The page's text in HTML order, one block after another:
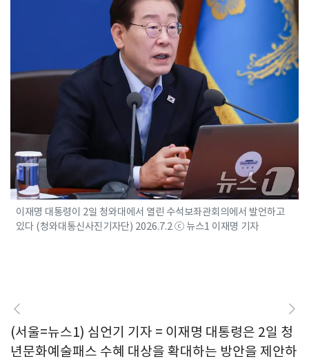
이재명 대통령이 2일 청와대에서 열린 수석보좌관회의에서 발언하고
있다 (청와대통신사진기자단) 2026.7.2 ⓒ 뉴스1 이재명 기자
(서울=뉴스1) 심언기 기자 = 이재명 대통령은 2일 청
년문화예술패스 수혜 대상을 확대하는 방안을 제안하